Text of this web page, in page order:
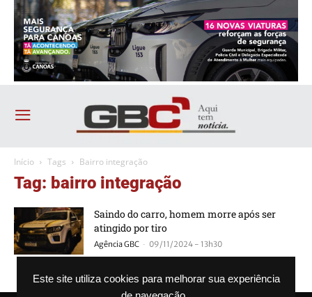
Este site utiliza cookies para melhorar sua experiência
Início Tags Bairro integração
Tag: bairro integração
Saindo do carro, homem morre após ser
atingido por tiro
Agência GBC - 09/11/2024 - 13h30